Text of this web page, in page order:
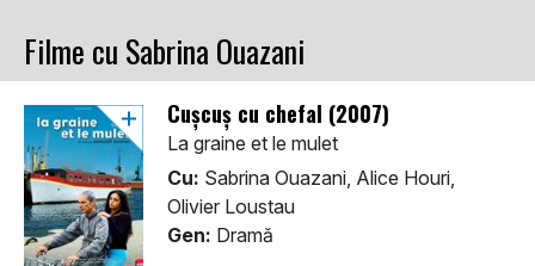
Filme cu Sabrina Ouazani
Cușcuș cu chefal (2007)
La graine et le mulet
Cu: Sabrina Ouazani, Alice Houri,
Olivier Loustau
Gen: Dramă